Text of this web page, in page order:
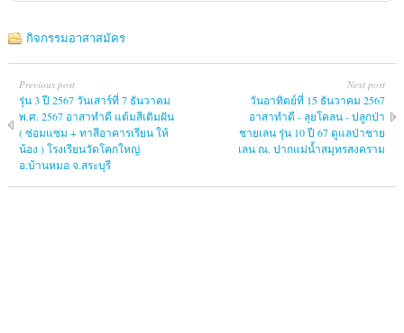
กิจกรรมอาสาสมัคร
Previous post
รุ่น 3 ปี 2567 วันเสาร์ที่ 7 ธันวาคม
พ.ศ. 2567 อาสาทำดี แต้มสีเติมฝัน
( ซ่อมแซม + ทาสีอาคารเรียน ให้
น้อง ) โรงเรียนวัดโคกใหญ่
อ.บ้านหมอ จ.สระบุรี
Next post
วันอาทิตย์ที่ 15 ธันวาคม 2567
อาสาทำดี - ลุยโคลน - ปลูกป่า
ชายเลน รุ่น 10 ปี 67 ดูแลป่าชาย
เลน ณ. ปากแม่น้ำสมุทรสงคราม